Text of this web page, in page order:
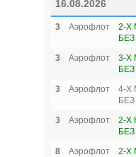
16.08.2026
3 Аэрофлот
2-Х
3
Аэрофлот
3-Х
3
Аэрофлот
4-Х
3
Аэрофлот
2-Х
8
Аэрофлот
2-Х